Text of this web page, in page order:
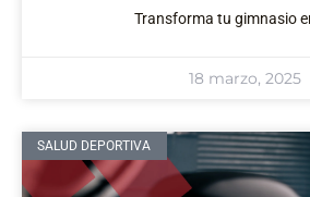
Transforma tu gimnasio
18 marzo, 2025
SALUD DEPORTIVA